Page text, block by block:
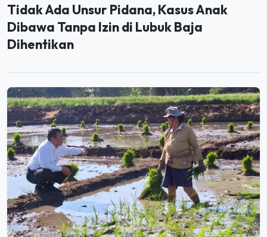
Tidak Ada Unsur Pidana, Kasus Anak
Dibawa Tanpa Izin di Lubuk Baja
Dihentikan